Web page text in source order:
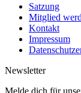
Satzung
Mitglied
Kontakt
Impressum
Newsletter
Melde dich für